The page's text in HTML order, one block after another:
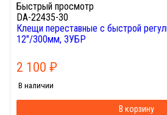
Быстрый просмотр
DA-22435-30
Клещи переставные с быстрой
12"/300мм, ЗУБР
2 100 ₽
В наличии
В корзину